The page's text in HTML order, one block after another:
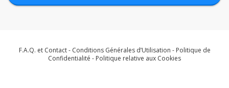
F.A.Q. et Contact- Conditions Générales d’Utilisation - Politique de
Confidentialité - Politique relative aux Cookies